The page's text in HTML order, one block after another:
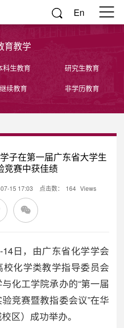
En
育教学
科生教育 研究生教育
继续教育 非学历教育
子在第一届广东省大学生
竞赛中获佳绩
15 17:03 点击数： 164 Views
14日，由广东省化学学会
化学类教学指导委员会
化工学院承办的“第一届
竞赛暨教指委会议”在华
区）成功举办。